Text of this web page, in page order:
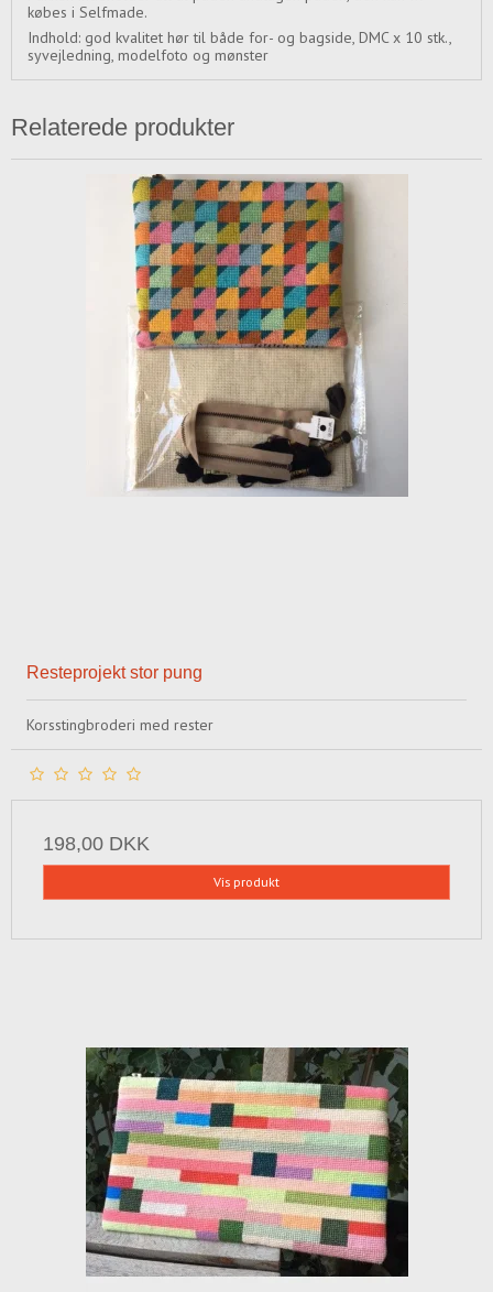
købes i Selfmade.
Indhold: god kvalitet hør til både for- og bagside, DMC x 10 stk.,
syvejledning, modelfoto og mønster
Relaterede produkter
Resteprojekt stor pung
Korsstingbroderi med rester
198,00 DKK
Vis produkt